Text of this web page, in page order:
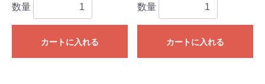
数量
カートに入れる
数量
カートに入れる